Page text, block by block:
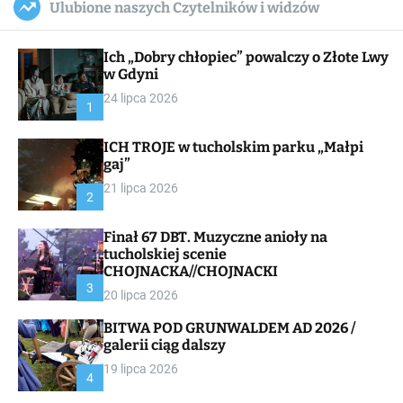
c
a
a
s
W
i
e
l
c
Ulubione naszych Czytelników i widzów
1
Ich „Dobry chłopiec” powalczy o Złote Lwy
w Gdyni
24 lipca 2026
2
ICH TROJE w tucholskim parku „Małpi
gaj”
21 lipca 2026
3
Finał 67 DBT. Muzyczne anioły na
tucholskiej scenie
CHOJNACKA//CHOJNACKI
20 lipca 2026
4
BITWA POD GRUNWALDEM AD 2026 /
galerii ciąg dalszy
19 lipca 2026